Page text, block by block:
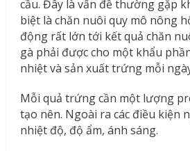
cầu. Đây là vấn đề thường gặp
biệt là chăn nuôi quy mô nông
động rất lớn tới kết quả chăn
gà phải được cho một khẩu
nhiệt và sản xuất trứng mỗi
Mỗi quả trứng cần một lượng
tạo nên. Ngoài ra các điều kiện
nhiệt độ, độ ẩm, ánh sáng.